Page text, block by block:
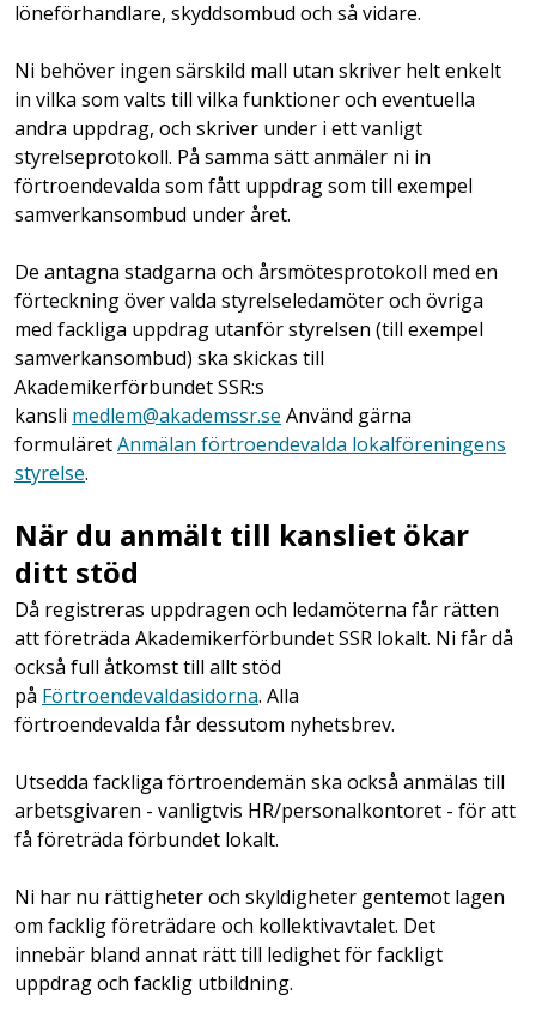
löneförhandlare, skyddsombud och så vidare.
Ni behöver ingen särskild mall utan skriver helt enkelt
in vilka som valts till vilka funktioner och eventuella
andra uppdrag, och skriver under i ett vanligt
styrelseprotokoll. På samma sätt anmäler ni in
förtroendevalda som fått uppdrag som till exempel
samverkansombud under året.
De antagna stadgarna och årsmötesprotokoll med en
förteckning över valda styrelseledamöter och övriga
med fackliga uppdrag utanför styrelsen (till exempel
samverkansombud) ska skickas till
Akademikerförbundet SSR:s
kansli medlem@akademssr.se Använd gärna
formuläretAnmälan förtroendevalda lokalföreningens
styrelse.
När du anmält till kansliet ökar
ditt stöd
Då registreras uppdragen och ledamöterna får rätten
att företräda Akademikerförbundet SSR lokalt. Ni får då
också full åtkomst till allt stöd
på Förtroendevaldasidorna. Alla
förtroendevalda får dessutom nyhetsbrev.
Utsedda fackliga förtroendemän ska också anmälas till
arbetsgivaren - vanligtvis HR/personalkontoret - för att
få företräda förbundet lokalt.
Ni har nu rättigheter och skyldigheter gentemot lagen
om facklig företrädare och kollektivavtalet. Det
innebär bland annat rätt till ledighet för fackligt
uppdrag och facklig utbildning.